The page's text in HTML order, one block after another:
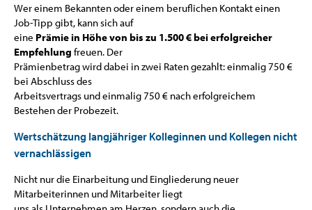
Wer einem Bekannten oder einem beruflichen Kontakt einen
Job-Tipp gibt, kann sich auf
eine Prämie in Höhe von bis zu 1.500 € bei erfolgreicher
Empfehlung freuen. Der
Prämienbetrag wird dabei in zwei Raten gezahlt: einmalig 750 €
bei Abschluss des
Arbeitsvertrags und einmalig 750 € nach erfolgreichem
Bestehen der Probezeit.
Wertschätzung langjähriger Kolleginnen und Kollegen nicht
vernachlässigen
Nicht nur die Einarbeitung und Eingliederung neuer
Mitarbeiterinnen und Mitarbeiter liegt